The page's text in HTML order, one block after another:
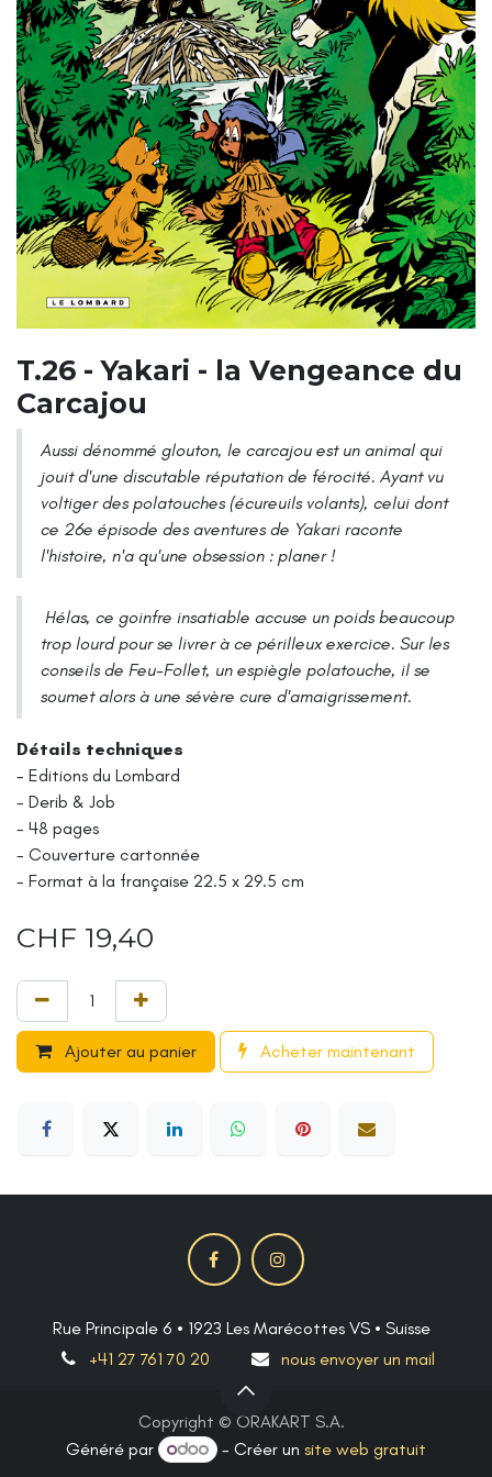
T.26 - Yakari - la Vengeance du
Carcajou
Aussi dénommé glouton, le carcajou est un animal qui
jouit d'une discutable réputation de férocité. Ayant vu
voltiger des polatouches (écureuils volants), celui dont
ce 26e épisode des aventures de Yakari raconte
l'histoire, n'a qu'une obsession : planer !
Hélas, ce goinfre insatiable accuse un poids beaucoup
trop lourd pour se livrer à ce périlleux exercice. Sur les
conseils de Feu-Follet, un espiègle polatouche, il se
soumet alors à une sévère cure d'amaigrissement.
Détails techniques
- Editions du Lombard
- Derib & Job
- 48 pages
- Couverture cartonnée
- Format à la française 22.5 x 29.5 cm
CHF 19,40
Ajouter au panier Acheter maintenant
Rue Principale 6 • 1923 Les Marécottes VS • Suisse
+41 27 761 70 20
nous envoyer un mail
Copyright © ORAKART S.A.
Généré par
- Créer unsite web gratuit